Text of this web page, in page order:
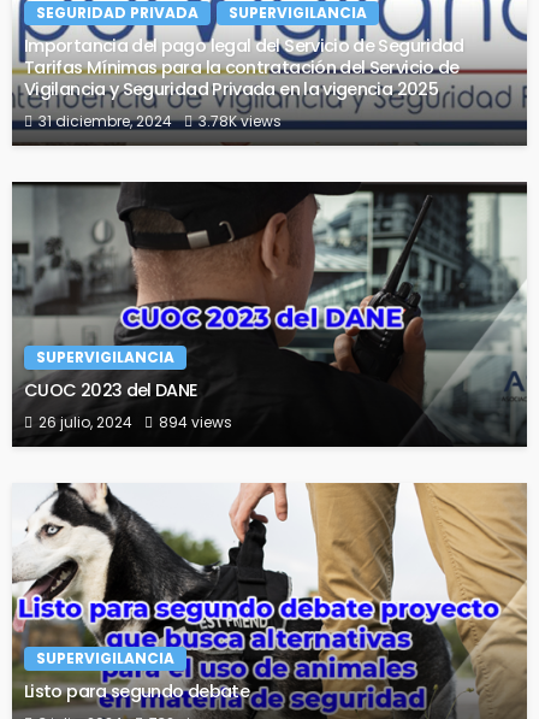
SEGURIDAD PRIVADA SUPERVIGILANCIA
Importancia del pago legal del Servicio de Seguridad
Tarifas Mínimas para la contratación del Servicio de
Vigilancia y Seguridad Privada en la vigencia 2025
31 diciembre, 2024 3.78K views
SUPERVIGILANCIA
CUOC 2023 del DANE
26 julio, 2024 894 views
SUPERVIGILANCIA
Listo para segundo debate